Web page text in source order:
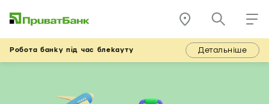
Робота банку під час блекауту Детальніше